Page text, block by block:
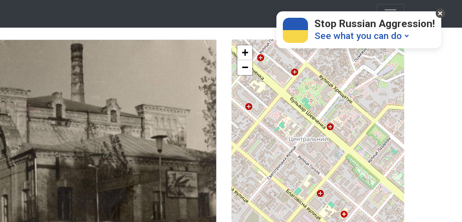
+
−
Stop Russian Aggression!
See what you can do
Donate
Support Ukraine
Share this widget